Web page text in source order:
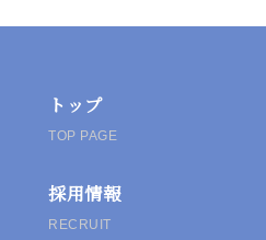
トップ
TOP PAGE
採用情報
RECRUIT